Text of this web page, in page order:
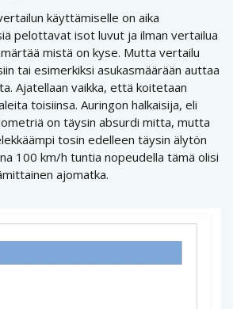
käyttämiselle on aika
pelottavat isot luvut ja ilman vertailua
mistä on kyse. Mutta vertailu
tai esimerkiksi asukasmäärään auttaa
Ajatellaan vaikka, että koitetaan
toisiinsa. Auringon halkaisija, eli
on täysin absurdi mitta, mutta
tosin edelleen täysin älytön
100 km/h tuntia nopeudella tämä olisi
ajomatka.